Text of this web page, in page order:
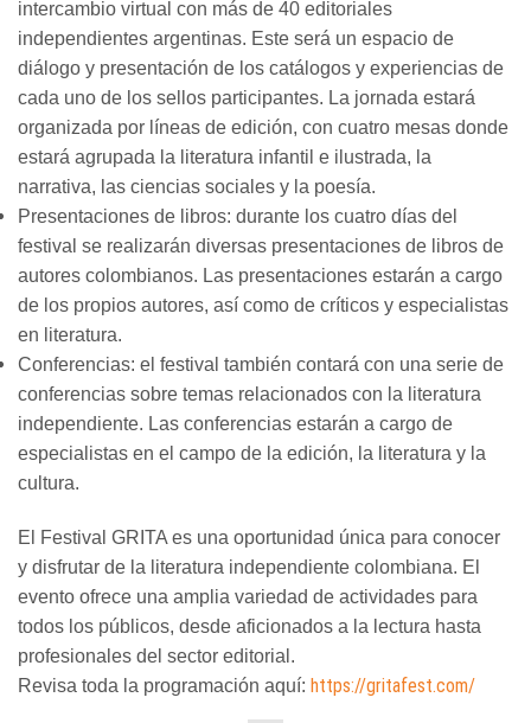
intercambio virtual con más de 40 editoriales
independientes argentinas. Este será un espacio de
diálogo y presentación de los catálogos y experiencias de
cada uno de los sellos participantes. La jornada estará
organizada por líneas de edición, con cuatro mesas donde
estará agrupada la literatura infantil e ilustrada, la
narrativa, las ciencias sociales y la poesía.
Presentaciones de libros: durante los cuatro días del
festival se realizarán diversas presentaciones de libros de
autores colombianos. Las presentaciones estarán a cargo
de los propios autores, así como de críticos y especialistas
en literatura.
Conferencias: el festival también contará con una serie de
conferencias sobre temas relacionados con la literatura
independiente. Las conferencias estarán a cargo de
especialistas en el campo de la edición, la literatura y la
cultura.
El Festival GRITA es una oportunidad única para conocer
y disfrutar de la literatura independiente colombiana. El
evento ofrece una amplia variedad de actividades para
todos los públicos, desde aficionados a la lectura hasta
profesionales del sector editorial.
Revisa toda la programación aquí: https://gritafest.com/